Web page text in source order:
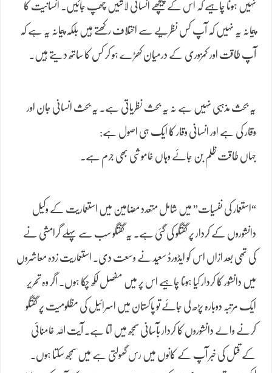
نہیں ہونا چاہیے کہ اس کے پیچھے انسانی لاشیں چھپ جائیں۔ انسانیت کا
پیمانہ یہ نہیں کہ آپ کس نظریے سے اختلاف رکھتے ہیں بلکہ پیمانہ یہ ہے کہ
آپ طاقت اور کمزوری کے درمیان کھڑے ہو کر کس کا ساتھ دیتے ہیں۔
یہ بحث مذہبی نہیں ہے نہ یہ بحث نظریاتی ہے۔ یہ بحث انسانی جان اور
وقار کی ہے اور انسانی وقار کا ایک ہی اصول ہے:
جہاں طاقت ظلم بن جائے وہاں خاموشی بھی جرم ہے۔
“استعمار کی نفسیات” میں شامل متعدد مضامین میں استعماریت کے وکیل
دانشوروں کے کردار پر گفتگو کی گئی ہے۔ یہ گفتگو سب سے پہلے گرامشی نے
کی تھی بعد ازاں اس کو ایڈورڈ سعید نے وسعت دی۔ استعماریت زدہ معاشروں
میں دانشور کا کردار کیا ہونا چاہیے اس پر میں مفصل لکھ چکا ہوں۔ اگر وہ تحریر
ایک مرتبہ دوبارہ پڑھ لی جائے تو پاکستان میں اسرائیل کی مظلومیت پر گفتگو
کرنے والے دانشوروں کا کردار بآسانی سمجھ میں اتا ہے۔ آیت اللہ خامنائی
کے قتل کی خبر آپ کے کانوں میں رس گھولتی ہے میں سمجھ سکتا ہوں۔